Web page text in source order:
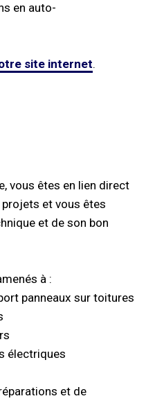
en auto-
site internet.
vous êtes en lien direct
projets et vous êtes
et de son bon
à :
panneaux sur toitures
électriques
et de